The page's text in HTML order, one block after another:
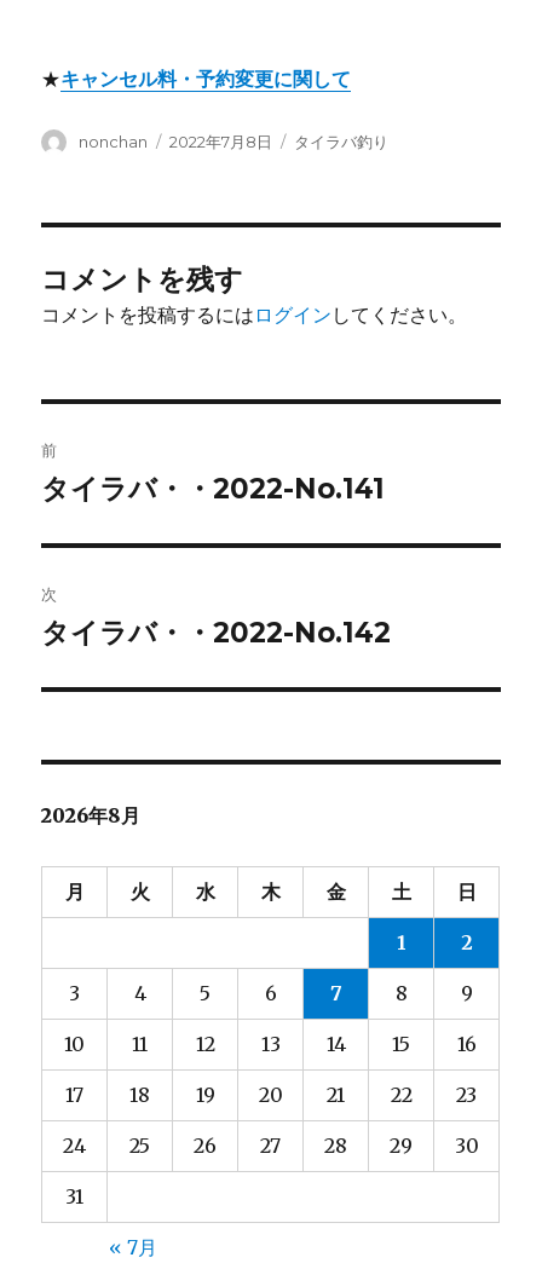
★キャンセル料・予約変更に関して
投
nonchan
投
2022年7月8日
カ
タイラバ釣り
コメントを残す
コメントを投稿するには ログイン してください。
稿
ビ
ゲ
ー
ン
前
前
投
稿:
タイラバ・・2022-No.141
次
次
投
タイラバ・・2022-No.142
2026年8月
月 火 水 木 金 土 日
1 2
3 4 5 6 7 8 9
10 11 12 13 14 15 16
17 18 19 20 21 22 23
24 25 26 27 28 29 30
31
« 7月